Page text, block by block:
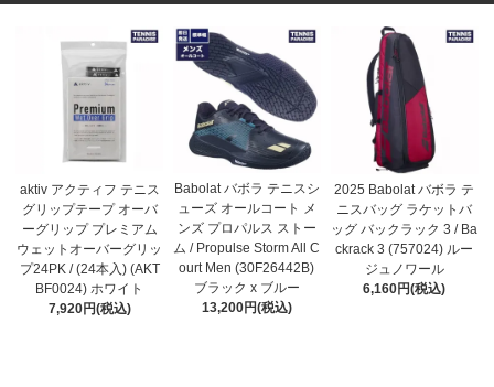
aktiv アクティフ テニス
グリップテープ オーバ
ーグリップ プレミアム
ウェットオーバーグリッ
プ24PK / (24本入) (AKT
BF0024) ホワイト
7,920円(税込)
Babolat バボラ テニスシ
ューズ オールコート メ
ンズ プロパルス ストー
ム / Propulse Storm All C
ourt Men (30F26442B)
ブラック x ブルー
13,200円(税込)
2025 Babolat バボラ テ
ニスバッグ ラケットバ
ッグ バックラック 3 / Ba
ckrack 3 (757024) ルー
ジュノワール
6,160円(税込)